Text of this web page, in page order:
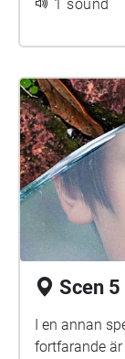
1 sound
Scen 5
I en annan
fortfarande är rast år